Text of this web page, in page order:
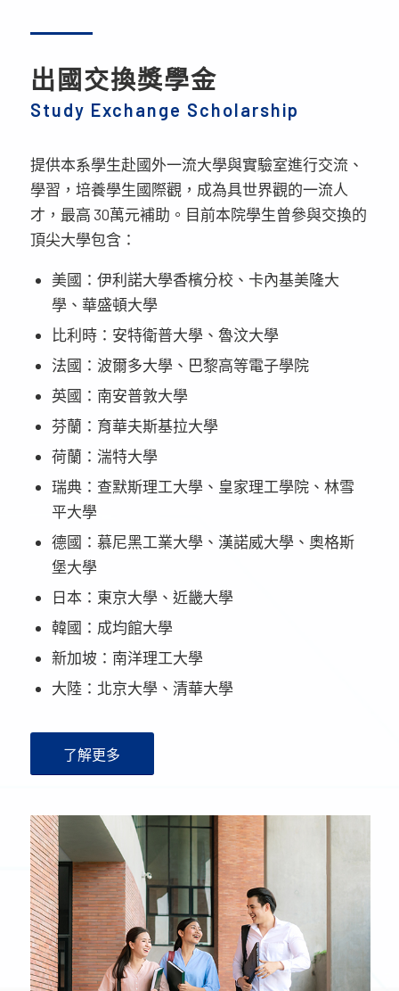
出國交換獎學金
Study Exchange Scholarship
提供本系學生赴國外一流大學與實驗室進行交流、
學習，培養學生國際觀，成為具世界觀的一流人
才，最高 30萬元補助。目前本院學生曾參與交換的
頂尖大學包含：
美國：伊利諾大學香檳分校、卡內基美隆大
學、華盛頓大學
比利時：安特衛普大學、魯汶大學
法國：波爾多大學、巴黎高等電子學院
英國：南安普敦大學
芬蘭：育華夫斯基拉大學
荷蘭：湍特大學
瑞典：查默斯理工大學、皇家理工學院、林雪
平大學
德國：慕尼黑工業大學、漢諾威大學、奧格斯
堡大學
日本：東京大學、近畿大學
韓國：成均館大學
新加坡：南洋理工大學
大陸：北京大學、清華大學
了解更多